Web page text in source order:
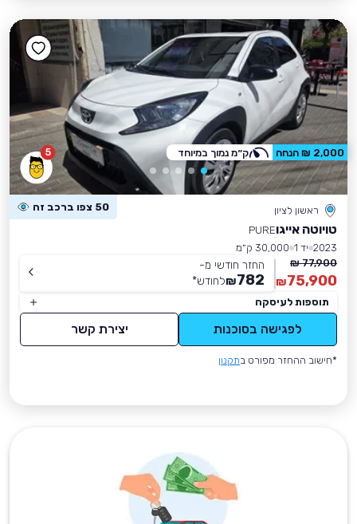
5
ראשון לציון 50 צפו ברכב זה
טויוטה אייגוPURE
2023 יד 1
30,000 ק״מ
77,900 ₪
75,900
₪
החזר חודשי מ-
782
₪לחודש*
תוספות לעיסקה
לפגישה בסוכנות יצירת קשר
*חישוב ההחזר מפורט בתקנון
2,000 ₪ הנחה ק״מ נמוך במיוחד